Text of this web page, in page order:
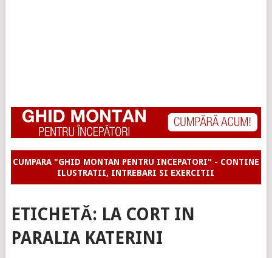
CUMPARA "GHID MONTAN PENTRU INCEPATORI" - CONTINE
ILUSTRATII, INTREBARI SI EXERCITII
ETICHETĂ: LA CORT IN
PARALIA KATERINI